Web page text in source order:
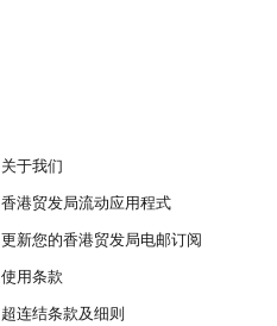
关于我们
香港贸发局流动应用程式
更新您的香港贸发局电邮订阅
使用条款
超连结条款及细则